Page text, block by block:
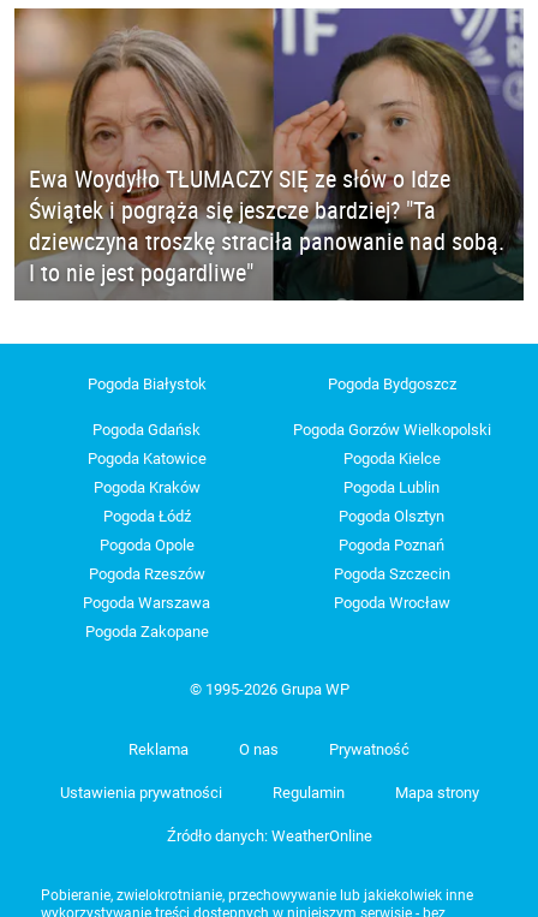
Ewa Woydyłło TŁUMACZY SIĘ ze słów o Idze
Świątek i pogrąża się jeszcze bardziej? "Ta
dziewczyna troszkę straciła panowanie nad sobą.
I to nie jest pogardliwe"
Pogoda Białystok Pogoda Bydgoszcz
Pogoda Gdańsk
Pogoda Gorzów Wielkopolski
Pogoda Katowice
Pogoda Kielce
Pogoda Kraków
Pogoda Lublin
Pogoda Łódź
Pogoda Olsztyn
Pogoda Opole
Pogoda Poznań
Pogoda Rzeszów
Pogoda Szczecin
Pogoda Warszawa
Pogoda Wrocław
Pogoda Zakopane
© 1995-2026 Grupa WP
Reklama O nas Prywatność
Ustawienia prywatności Regulamin Mapa strony
Źródło danych: WeatherOnline
Pobieranie, zwielokrotnianie, przechowywanie lub jakiekolwiek inne
wykorzystywanie treści dostępnych w niniejszym serwisie - bez